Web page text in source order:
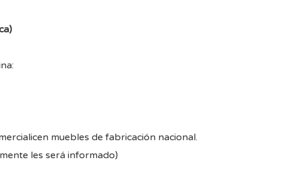
muebles de fabricación nacional.
les será informado)